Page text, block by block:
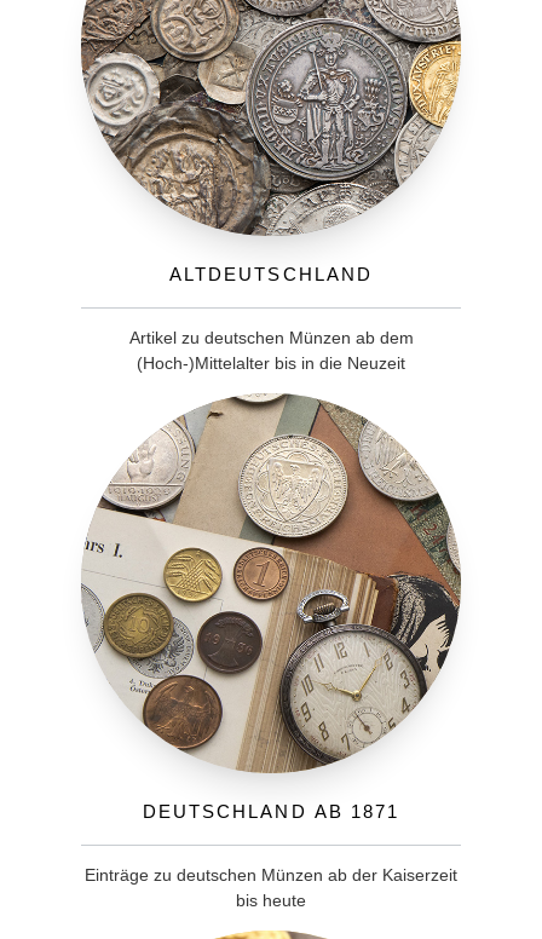
Altdeutschland
Artikel zu deutschen Münzen ab dem
(Hoch-)Mittelalter bis in die Neuzeit
Deutschland ab 1871
Einträge zu deutschen Münzen ab der Kaiserzeit
bis heute